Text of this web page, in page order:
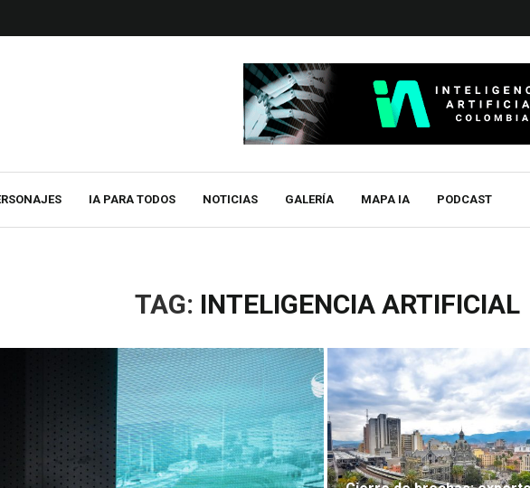
IA PARA TODOS NOTICIAS GALERÍA MAPA IA PODCAST
TAG: INTELIGENCIA ARTIFICIAL